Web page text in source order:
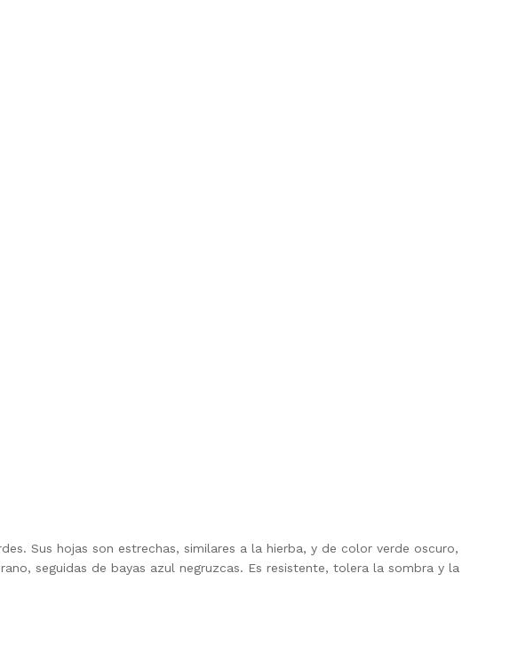
Sus hojas son estrechas, similares a la hierba, y de color verde oscuro,
seguidas de bayas azul negruzcas. Es resistente, tolera la sombra y la